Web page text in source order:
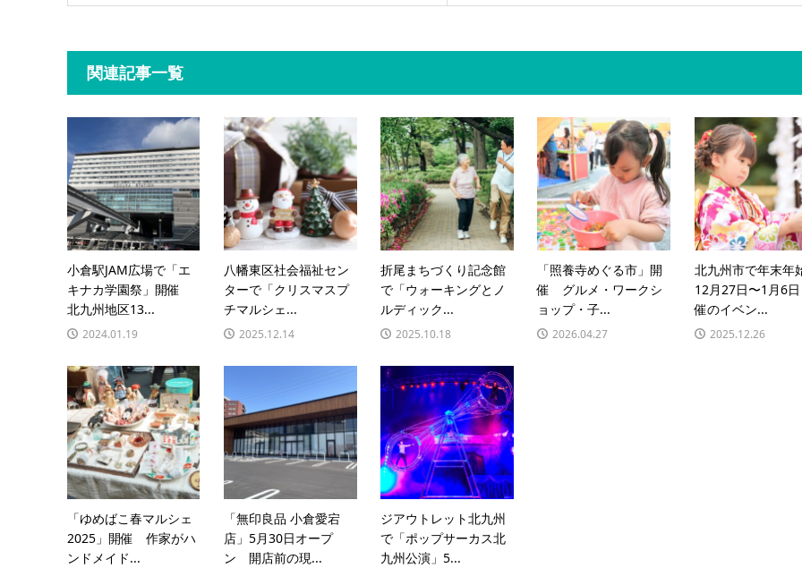
関連記事一覧
小倉駅JAM広場で「エ
キナカ学園祭」開催
北九州地区13...
2024.01.19
八幡東区社会福祉セン
ターで「クリスマスプ
チマルシェ...
2025.12.14
折尾まちづくり記念館
で「ウォーキングとノ
ルディック...
2025.10.18
「照養寺めぐる市」開
催 グルメ・ワークシ
ョップ・子...
2026.04.27
北九州市で年末年
12月27日〜1月6
催のイベン...
2025.12.26
「ゆめばこ春マルシェ
2025」開催 作家がハ
ンドメイド...
「無印良品 小倉愛宕
店」5月30日オープ
ン 開店前の現...
ジアウトレット北九州
で「ポップサーカス北
九州公演」5...